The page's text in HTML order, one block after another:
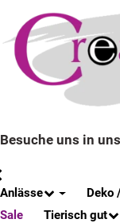
Besuche uns in
Anlässe Deko
Sale
Tierisch gut